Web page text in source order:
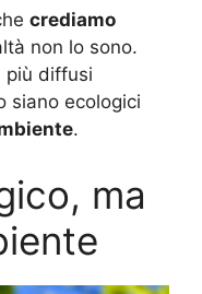
crediamo
non lo sono.
più diffusi
siano ecologici
.
ma